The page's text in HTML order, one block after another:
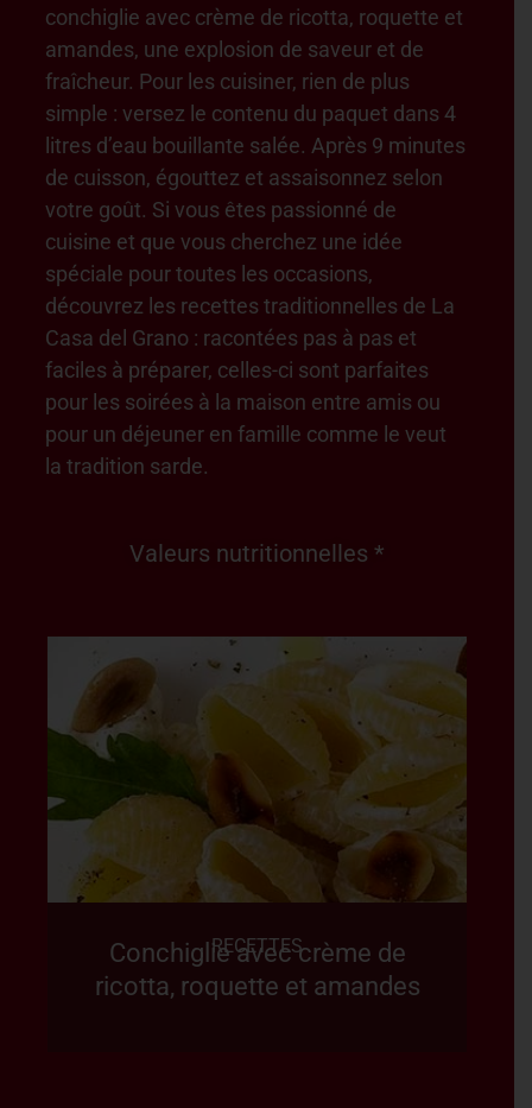
Valeurs nutritionnelles *
conchiglie avec crème de ricotta, roquette et
amandes, une explosion de saveur et de
fraîcheur. Pour les cuisiner, rien de plus
simple : versez le contenu du paquet dans 4
litres d’eau bouillante salée. Après 9 minutes
de cuisson, égouttez et assaisonnez selon
votre goût. Si vous êtes passionné de
cuisine et que vous cherchez une idée
spéciale pour toutes les occasions,
découvrez les recettes traditionnelles de La
Casa del Grano : racontées pas à pas et
faciles à préparer, celles-ci sont parfaites
pour les soirées à la maison entre amis ou
pour un déjeuner en famille comme le veut
la tradition sarde.
RECETTES
Conchiglie avec crème de
ricotta, roquette et amandes